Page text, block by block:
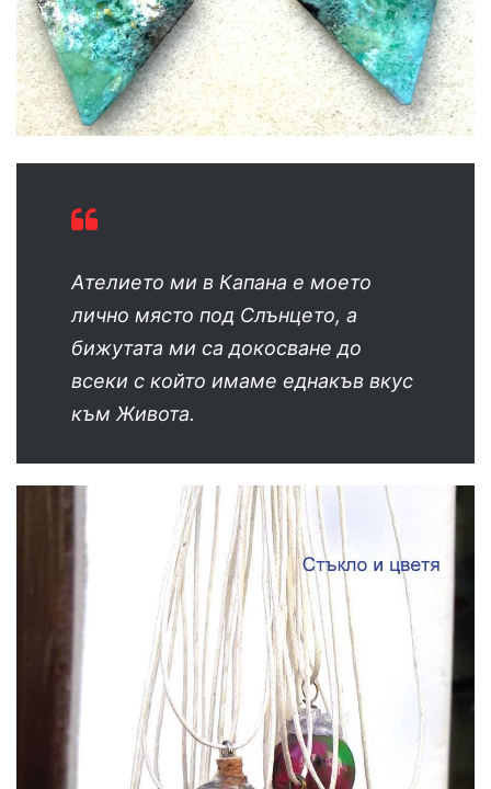
Ателието ми в Капана е моето
лично място под Слънцето, а
бижутата ми са докосване до
всеки с който имаме еднакъв вкус
към Живота.